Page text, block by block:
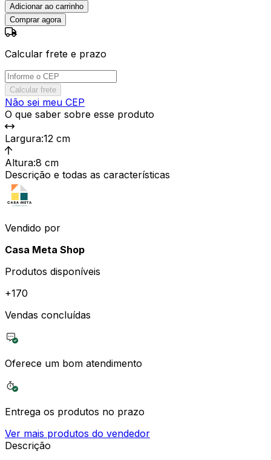
Adicionar ao carrinho
Comprar agora
Calcular frete e prazo
Calcular frete
Não sei meu CEP
O que saber sobre esse produto
Largura:12 cm
Altura:8 cm
Descrição e todas as características
Vendido por
Casa Meta Shop
Produtos disponíveis
+170
Vendas concluídas
Oferece um bom atendimento
Entrega os produtos no prazo
Ver mais produtos do vendedor
Descrição